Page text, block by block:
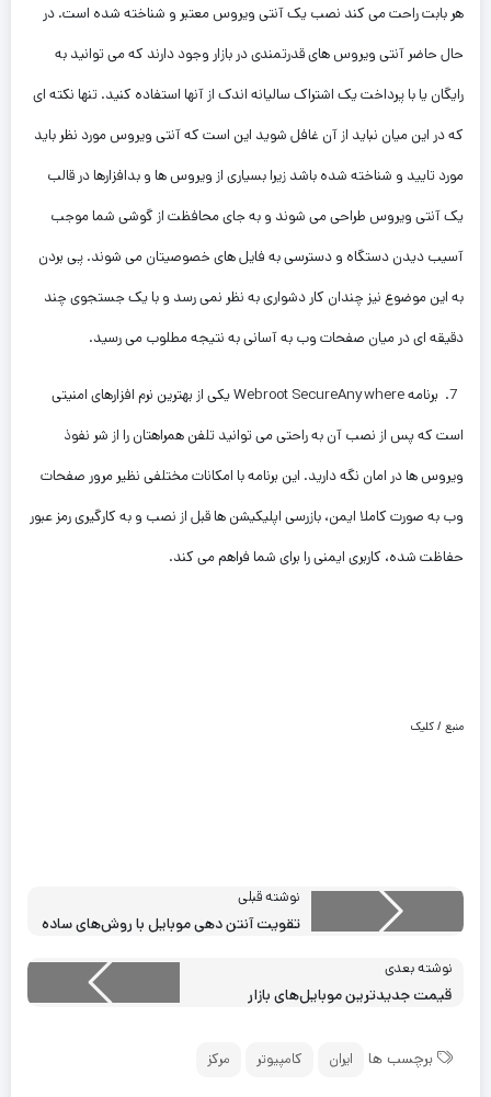
هر بابت راحت می کند نصب یک آنتی ویروس معتبر و شناخته شده است. در
حال حاضر آنتی ویروس های قدرتمندی در بازار وجود دارند که می توانید به
رایگان یا با پرداخت یک اشتراک سالیانه اندک از آنها استفاده کنید. تنها نکته ای
که در این میان نباید از آن غافل شوید این است که آنتی ویروس مورد نظر باید
مورد تایید و شناخته شده باشد زیرا بسیاری از ویروس ها و بدافزارها در قالب
یک آنتی ویروس طراحی می شوند و به جای محافظت از گوشی شما موجب
آسیب دیدن دستگاه و دسترسی به فایل های خصوصیتان می شوند. پی بردن
به این موضوع نیز چندان کار دشواری به نظر نمی رسد و با یک جستجوی چند
دقیقه ای در میان صفحات وب به آسانی به نتیجه مطلوب می رسید.
7. برنامه Webroot SecureAnywhere یکی از بهترین نرم افزارهای امنیتی
است که پس از نصب آن به راحتی می توانید تلفن همراهتان را از شر نفوذ
ویروس ها در امان نگه دارید. این برنامه با امکانات مختلفی نظیر مرور صفحات
وب به صورت کاملا ایمن، بازرسی اپلیکیشن ها قبل از نصب و به کارگیری رمز عبور
حفاظت شده، کاربری ایمنی را برای شما فراهم می کند.
منبع / کلیک
نوشته قبلی
تقویت آنتن دهی موبایل با روش‌های ساده
نوشته بعدی
قیمت جدیدترین ‌موبایل‌های بازار
برچسب ها ایران کامپیوتر مرکز